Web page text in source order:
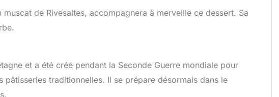
de Rivesaltes, accompagnera à merveille ce dessert. Sa
et a été créé pendant la Seconde Guerre mondiale pour
traditionnelles. Il se prépare désormais dans le